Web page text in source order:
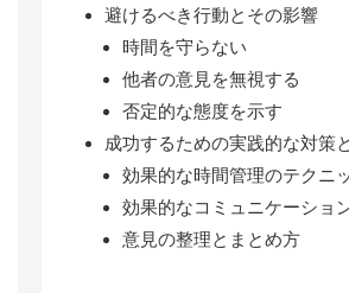
避けるべき行動とその影響
時間を守らない
他者の意見を無視する
否定的な態度を示す
成功するための実践的な対策
効果的な時間管理のテクニ
効果的なコミュニケーショ
意見の整理とまとめ方